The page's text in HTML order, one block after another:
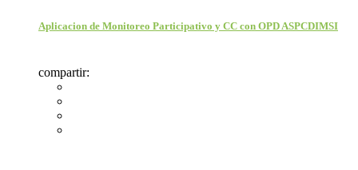
Aplicacion de Monitoreo Participativo y CC con OPD ASPCDIMSI
compartir: